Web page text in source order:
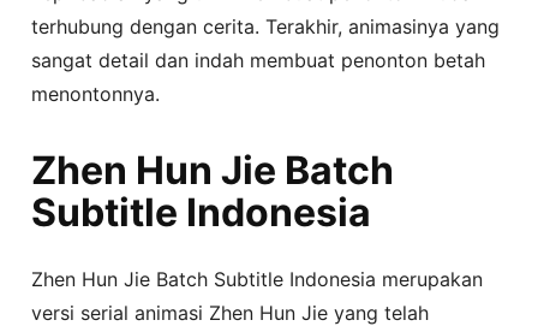
terhubung dengan cerita. Terakhir, animasinya yang
sangat detail dan indah membuat penonton betah
menontonnya.
Zhen Hun Jie Batch
Subtitle Indonesia
Zhen Hun Jie Batch Subtitle Indonesia merupakan
versi serial animasi Zhen Hun Jie yang telah